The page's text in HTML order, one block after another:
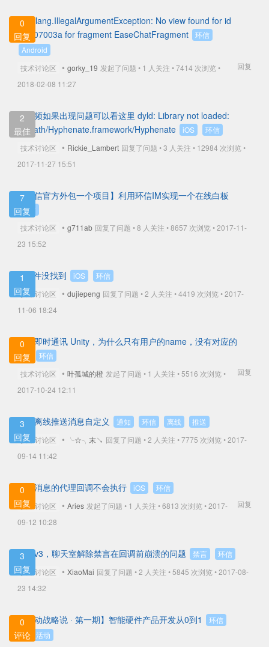
0
回复
java.lang.IllegalArgumentException: No view found for id
0x7f07003a for fragment EaseChatFragment
环信
Android
回复
技术讨论区 • gorky_19 发起了问题 • 1 人关注 •7414 次浏览 •
2018-02-08 11:27
2
最佳
看视频如果出现问题可以看这里 dyld: Library not loaded:
@rpath/Hyphenate.framework/Hyphenate
iOS
环信
技术讨论区
• Rickie_Lambert 回复了问题 • 3 人关注 • 12984 次浏览 •
2017-11-27 15:51
7
回复
【环信官方外包一个项目】利用环信IM实现一个在线白板
环信
技术讨论区
• g711ab 回复了问题 • 8 人关注 •8657 次浏览 • 2017-11-
23 15:52
1
回复
.a文件没找到 iOS
环信
技术讨论区
• dujiepeng 回复了问题 • 2 人关注 •4419 次浏览 • 2017-
11-06 18:24
0
回复
环信即时通讯 Unity，为什么只有用户的name，没有对应的
id呢
环信
回复
技术讨论区 • 叶孤城的橙 发起了问题 • 1 人关注 • 5516 次浏览 •
2017-10-24 12:11
3
回复
环信离线推送消息自定义 通知 环信 离线
推送
技术讨论区
• ╰☆╮末↘ 回复了问题 • 2 人关注 •7775 次浏览 • 2017-
09-14 11:42
0
回复
收到消息的代理回调不会执行 iOS
环信
回复
技术讨论区 • Aries 发起了问题 • 1 人关注 •6813 次浏览 • 2017-
09-12 10:28
3
回复
环信v3，聊天室解除禁言在回调前崩溃的问题 禁言
环信
技术讨论区
• XiaoMai 回复了问题 • 2 人关注 • 5845 次浏览 • 2017-08-
23 14:32
0
评论
【移动战略说 · 第一期】智能硬件产品开发从0到1
环信
行业活动